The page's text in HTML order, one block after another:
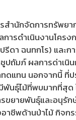
นักจัดการทรัพยา
รดําเนินงานโคร
ดา ฉนทกโร) และ
ถัมภ์ ผลการด่าเนิ
ดแทน นอกจากนี้ ที่
ธุ์ไม้ที่พบมากที่สุด
ยายพันธุ์และอนุรั
ชีพด้านป่าไม้ กิจก